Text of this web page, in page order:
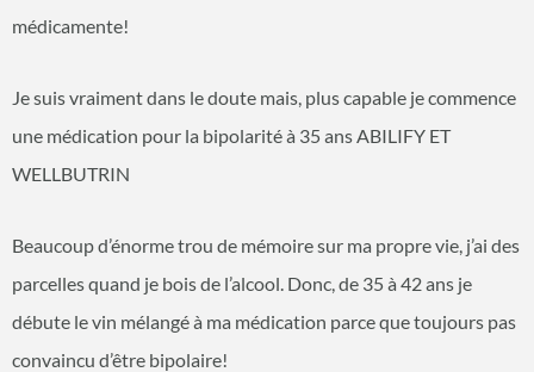
médicamente!
Je suis vraiment dans le doute mais, plus capable je commence
une médication pour la bipolarité à 35 ans ABILIFY ET
WELLBUTRIN
Beaucoup d’énorme trou de mémoire sur ma propre vie, j’ai des
parcelles quand je bois de l’alcool. Donc, de 35 à 42 ans je
débute le vin mélangé à ma médication parce que toujours pas
convaincu d’être bipolaire!